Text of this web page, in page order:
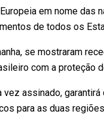
em nome das
de todos os
se mostraram
com a proteção
vez assinado,
para as duas